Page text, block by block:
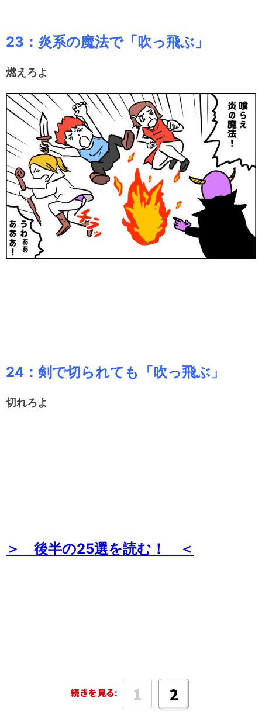
23：炎系の魔法で「吹っ飛ぶ」
燃えろよ
24：剣で切られても「吹っ飛ぶ」
切れろよ
＞ 後半の25選を読む！ ＜
続きを見る: 1 2